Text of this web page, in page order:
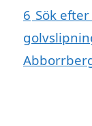
6 Sök